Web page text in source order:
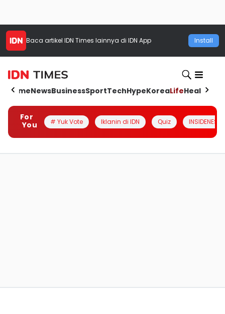
Baca artikel IDN Times lainnya di IDN App Install
HomeNewsBusinessSportTechHypeKoreaLifeHealth
For
You
# Yuk Vote Iklanin di IDN Quiz INSIDENESIA